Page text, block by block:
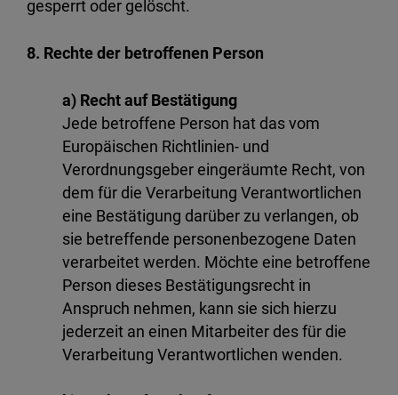
gesperrt oder gelöscht.
8. Rechte der betroffenen Person
a) Recht auf Bestätigung
Jede betroffene Person hat das vom
Europäischen Richtlinien- und
Verordnungsgeber eingeräumte Recht, von
dem für die Verarbeitung Verantwortlichen
eine Bestätigung darüber zu verlangen, ob
sie betreffende personenbezogene Daten
verarbeitet werden. Möchte eine betroffene
Person dieses Bestätigungsrecht in
Anspruch nehmen, kann sie sich hierzu
jederzeit an einen Mitarbeiter des für die
Verarbeitung Verantwortlichen wenden.